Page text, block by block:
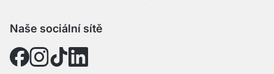
Naše sociální sítě